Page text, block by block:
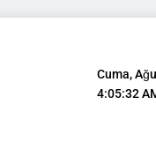
Cuma,
4:05:33